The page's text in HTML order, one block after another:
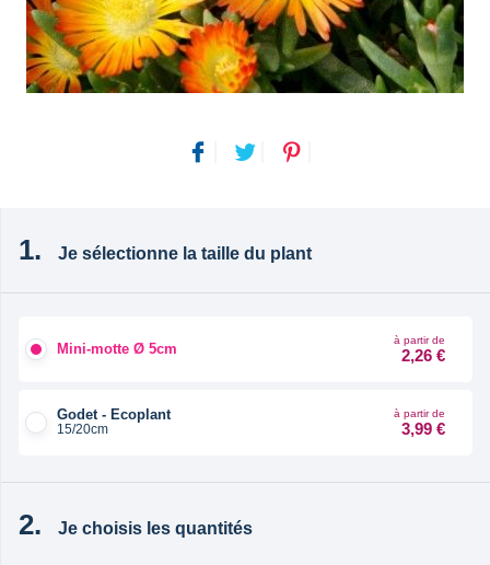
Je sélectionne la taille du plant
Mini-motte Ø 5cm
à partir de
2,26 €
Godet - Ecoplant
15/20cm
à partir de
3,99 €
Je choisis les quantités